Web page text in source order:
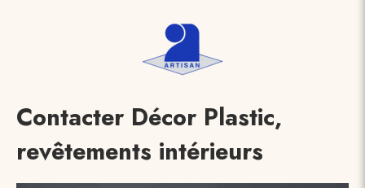
Contacter Décor Plastic,
revêtements intérieurs